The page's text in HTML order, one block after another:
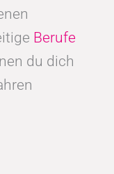
Berufe
du dich